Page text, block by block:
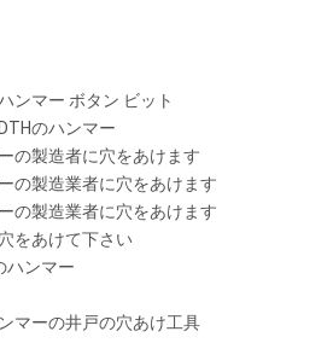
ンマー ボタン ビット
のハンマー
の製造者に穴をあけます
の製造業者に穴をあけます
の製造業者に穴をあけます
をあけて下さい
ハンマー
マーの井戸の穴あけ工具